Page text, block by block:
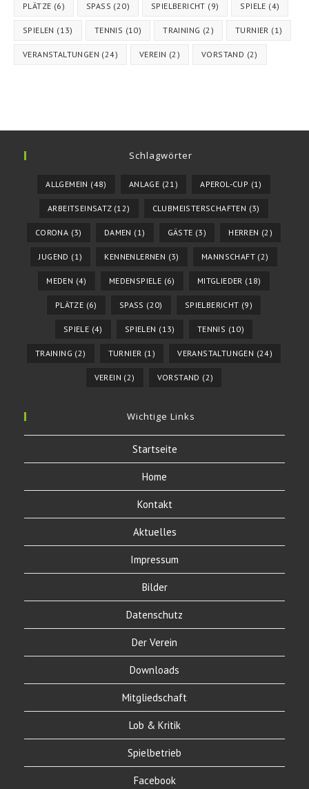
PLÄTZE (6) SPASS (20) SPIELBERICHT (9) SPIELE (4)
SPIELEN (13) TENNIS (10) TRAINING (2) TURNIER (1)
VERANSTALTUNGEN (24) VEREIN (2) VORSTAND (2)
Schlagwörter
ALLGEMEIN (48) ANLAGE (21) APEROL-CUP (1)
ARBEITSEINSATZ(12) CLUBMEISTERSCHAFTEN (3)
CORONA (3) DAMEN (1) GÄSTE (3) HERREN (2)
JUGEND (1) KENNENLERNEN (3) MANNSCHAFT(2)
MEDEN (4) MEDENSPIELE (6) MITGLIEDER (18)
PLÄTZE (6) SPASS (20) SPIELBERICHT (9)
SPIELE (4) SPIELEN (13) TENNIS (10)
TRAINING (2) TURNIER (1) VERANSTALTUNGEN (24)
VEREIN (2) VORSTAND (2)
Wichtige Links
Startseite
Home
Kontakt
Aktuelles
Impressum
Bilder
Datenschutz
Der Verein
Downloads
Mitgliedschaft
Lob & Kritik
Spielbetrieb
Facebook